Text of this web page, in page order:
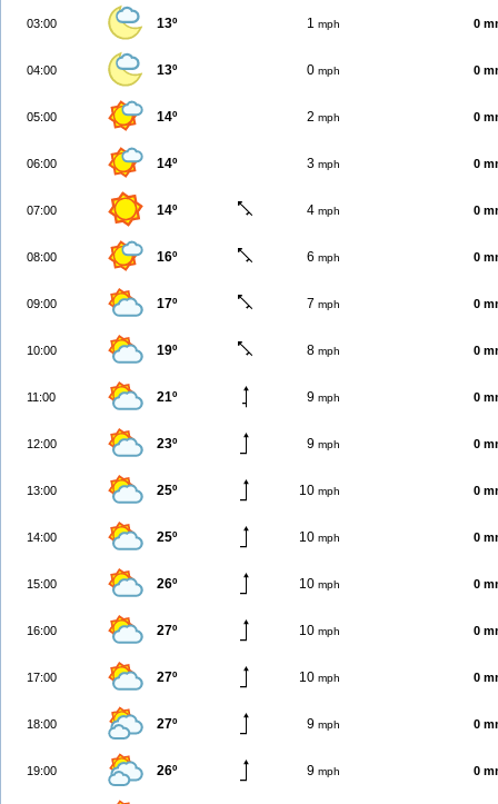
03:00 13º 1 mph 0
04:00 13º 0 mph 0
05:00 14º 2 mph 0
06:00 14º 3 mph 0
07:00 14º 4 mph 0
08:00 16º 6 mph 0
09:00 17º 7 mph 0
10:00 19º 8 mph 0
11:00 21º 9 mph 0
12:00 23º 9 mph 0
13:00 25º 10 mph 0
14:00 25º 10 mph 0
15:00 26º 10 mph 0
16:00 27º 10 mph 0
17:00 27º 10 mph 0
18:00 27º 9 mph 0
19:00 26º 9 mph 0